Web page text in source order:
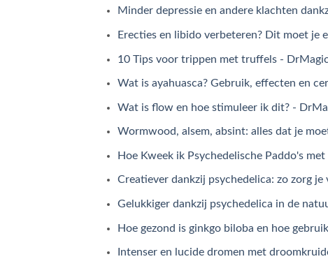
Minder depressie en andere klachten
Erecties en libido verbeteren? Dit moet je
10 Tips voor trippen met truffels -
Wat is ayahuasca? Gebruik, effecten en
Wat is flow en hoe stimuleer ik dit? -
Wormwood, alsem, absint: alles dat je
Hoe Kweek ik Psychedelische Paddo's
Creatiever dankzij psychedelica: zo zorg
Gelukkiger dankzij psychedelica in de
Hoe gezond is ginkgo biloba en hoe
Intenser en lucide dromen met